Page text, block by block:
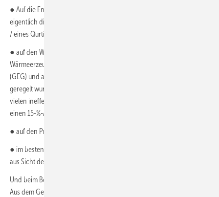
● Auf die Endenergie als Input (Gebäudegrenze bzw. künftig
eigentlich die Grundstücksgrenze bzw. die Grenze einer Liegenschaft
/ eines Qurtiers) oder
● auf den Wärmeenergiebedarf als Output einer
Wärmeerzeugungsanlage, so wie es aktuell im Gebäudeenergiegesetz
(GEG) und auch früher im EEWärmeG aus Sicht der Autoren falsch
geregelt wurde und dadurch in Nah- und Fernwärmesystemen zu
vielen ineffektiven solarthermischen Lösungen geführt hat, nur um
einen 15-%-Anteil erneuerbare Energie nachzuweisen, oder
● auf den Primärenergiebedarf oder
● im besten Falle im erweiterten Sinne auf die CO
aus Sicht der Autoren am sinnvollsten und zukunftstauglich wäre?
Und beim Bezug auf die CO
Aus dem Gebäudesektor, aus dem Verkehrssektor und auch aus dem